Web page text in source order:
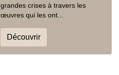
grandes crises à travers les
œuvres qui les ont...
Découvrir